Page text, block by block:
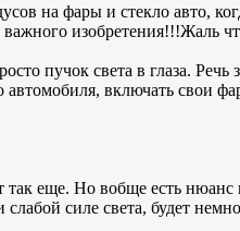
на фары и стекло авто,
важного изобретения!!!Жаль
пучок света в глаза.
включать свои
еще. Но вобще есть
силе света, будет